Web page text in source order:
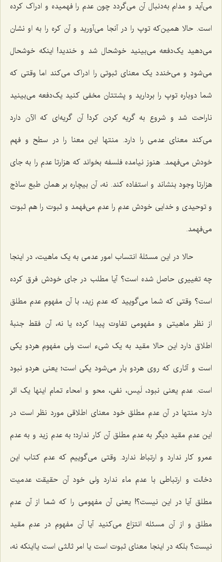
می‌آید و مدام‌ به‌دنبال آن می‌گردد چون عدم را فهمیده و ادراک کرده
است. حالا همین‌که توپ را‌ در آنجا می‌آورید و آن کره را به او نشان
می‌دهید یک‌دفعه‌ می‌بینید خوشحال شد و خندید! اینکه خوشحال‌
می‌شود و‌ می‌خندد یک معنای ثبوتی را ادراک‌ می‌کند اما وقتی که
شما دوباره توپ را بردارید و پشتتان مخفی کنید یک‌دفعه‌ می‌بینید
ناراحت شد و شروع به گریه کردن کرد! آن گریه‌ای که الآن دارد‌
می‌کند معنای عدمی ‌را دارد. منتها این معنا را‌ در سطح و فهم
خودش می‌فهمد. هنوز نیامده فلسفه بخواند که هزارتا عدم را به جای
هزارتا وجود بنشاند و‌ استفاده کند. نه، آن بیچاره بر همان طبع ساذج
و توحیدی و خدایی خودش عدم را عدم‌ می‌فهمد و ثبوت را هم ثبوت‌
می‌فهمد.
حالا در این مسئلۀ انتساب امور عدمی به یک ماهیت، در اینجا
چه تغییری حاصل شده است؟ آیا مطلب در جای خودش فرق کرده
است؟ وقتی که شما‌ می‌گویید که عدم زید، با آن مفهوم عدم مطلق
از نظر ماهیتی و مفهومی تفاوت پیدا کرده یا نه، آن فقط جنبۀ
اطلاق دارد این حالا مقید به یک شیء است ولی مفهوم هردو یکی
است و آثاری که روی هردو بار‌ می‌شود یکی است؛ یعنی هردو نبود
است. عدم یعنی نبود، لَیس، نفی، محو و امحاء تمام اینها یک اثر
دارد منتها در آن عدم مطلق خود معنای اطلاقی مورد نظر است در
این عدم مقید دیگر به عدم مطلق آن کار ندارد؛ به عدم زید و به عدم
عمرو کار ندارد و ارتباط ندارد. وقتی‌ می‌گوییم که عدم کتاب این
دخالت و ارتباطی با عدم ماء ندارد ولی خود آن حقیقت عدمیت
مطلق آیا در این نیست؟! یعنی آن مفهومی ‌را که شما از آن عدم
مطلق و از آن مسئله انتزاع‌ می‌کنید آیا آن مفهوم در عدم مقید
نیست؟ بلکه در اینجا معنای ثبوت است یا امر ثالثی است یااینکه نه،